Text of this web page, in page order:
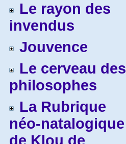
Le rayon des
invendus
Jouvence
Le cerveau des
philosophes
La Rubrique
néo-natalogique
de Klou de